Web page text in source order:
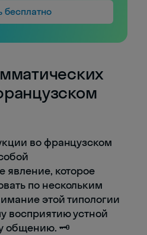
бесплатно
во французском
явление, которое
по нескольким
этой типологии
восприятию устной
общению. 🗝️